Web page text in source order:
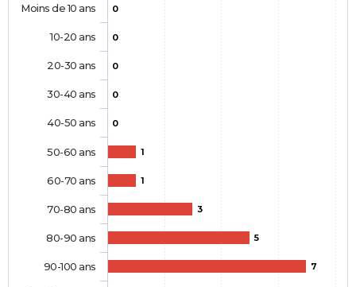
0
0
0
0
0
1
1
3
5
7
Moins de 10 ans
10-20 ans
20-30 ans
30-40 ans
40-50 ans
50-60 ans
60-70 ans
70-80 ans
80-90 ans
90-100 ans